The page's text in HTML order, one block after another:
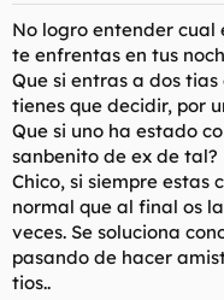
No logro entender cual
te enfrentas en tus
Que si entras a dos
tienes que decidir, por
Que si uno ha estado
sanbenito de ex de tal?
Chico, si siempre estas
normal que al final os
veces. Se soluciona
pasando de hacer
tios..